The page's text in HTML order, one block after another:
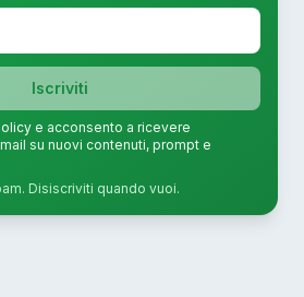
Iscriviti
e acconsento a ricevere
su nuovi contenuti, prompt e
Disiscriviti quando vuoi.